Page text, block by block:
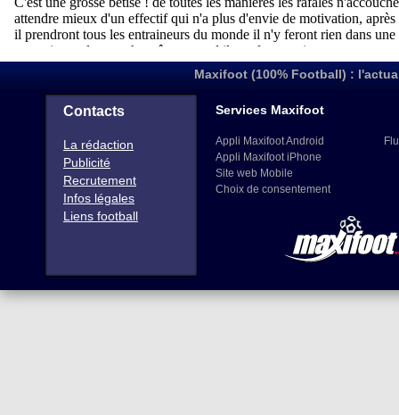
Maxifoot (100% Football) :
Contacts
La rédaction
Publicité
Recrutement
Infos légales
Liens football
Services Maxifoot
Appli Maxifoot Android
Appli Maxifoot iPhone
Site web Mobile
Choix de consentement